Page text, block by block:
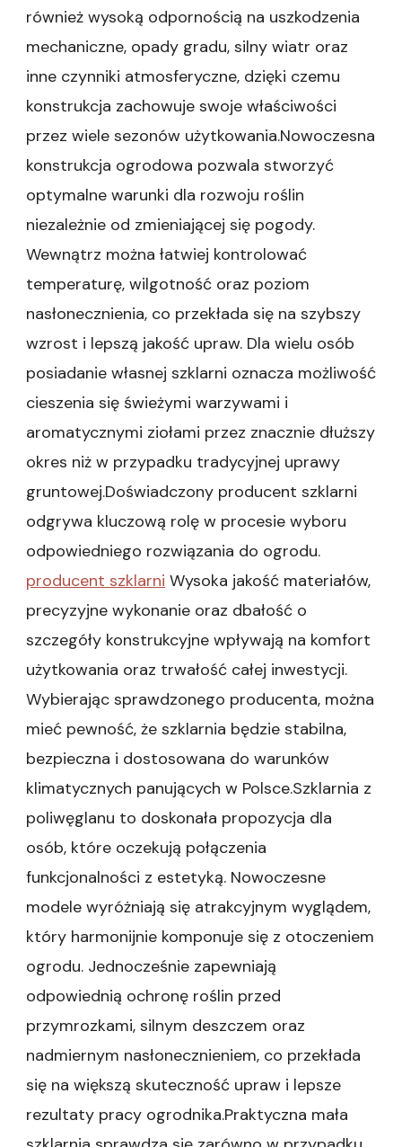
również wysoką odpornością na uszkodzenia
mechaniczne, opady gradu, silny wiatr oraz
inne czynniki atmosferyczne, dzięki czemu
konstrukcja zachowuje swoje właściwości
przez wiele sezonów użytkowania.Nowoczesna
konstrukcja ogrodowa pozwala stworzyć
optymalne warunki dla rozwoju roślin
niezależnie od zmieniającej się pogody.
Wewnątrz można łatwiej kontrolować
temperaturę, wilgotność oraz poziom
nasłonecznienia, co przekłada się na szybszy
wzrost i lepszą jakość upraw. Dla wielu osób
posiadanie własnej szklarni oznacza możliwość
cieszenia się świeżymi warzywami i
aromatycznymi ziołami przez znacznie dłuższy
okres niż w przypadku tradycyjnej uprawy
gruntowej.Doświadczony producent szklarni
odgrywa kluczową rolę w procesie wyboru
odpowiedniego rozwiązania do ogrodu.
producent szklarni Wysoka jakość materiałów,
precyzyjne wykonanie oraz dbałość o
szczegóły konstrukcyjne wpływają na komfort
użytkowania oraz trwałość całej inwestycji.
Wybierając sprawdzonego producenta, można
mieć pewność, że szklarnia będzie stabilna,
bezpieczna i dostosowana do warunków
klimatycznych panujących w Polsce.Szklarnia z
poliwęglanu to doskonała propozycja dla
osób, które oczekują połączenia
funkcjonalności z estetyką. Nowoczesne
modele wyróżniają się atrakcyjnym wyglądem,
który harmonijnie komponuje się z otoczeniem
ogrodu. Jednocześnie zapewniają
odpowiednią ochronę roślin przed
przymrozkami, silnym deszczem oraz
nadmiernym nasłonecznieniem, co przekłada
się na większą skuteczność upraw i lepsze
rezultaty pracy ogrodnika.Praktyczna mała